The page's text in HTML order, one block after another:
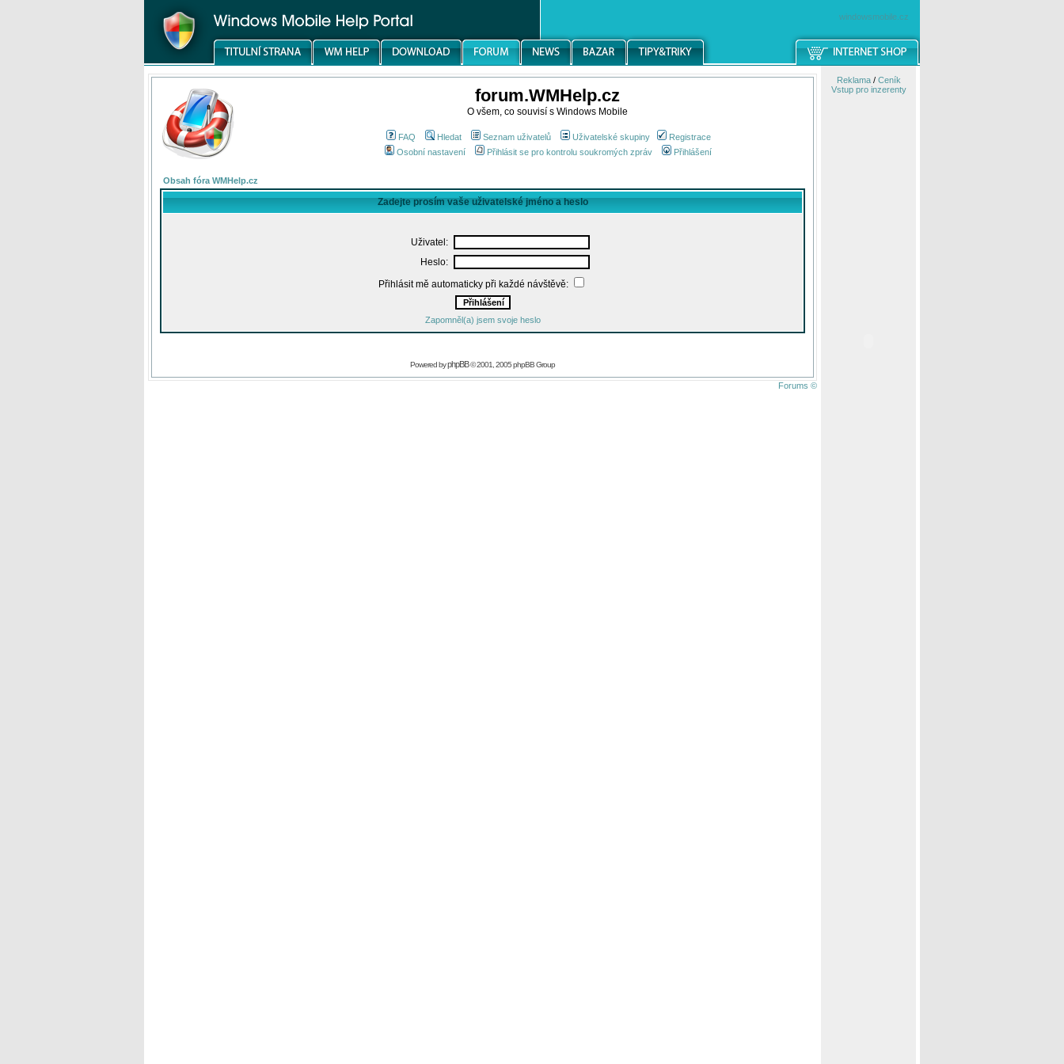
windowsmobile.cz
forum.WMHelp.cz
O všem, co souvisí s Windows Mobile
FAQ Hledat Seznam uživatelů Uživatelské skupiny
Registrace
Osobní nastavení
Přihlásit se pro kontrolu soukromých zpráv Přihlášení
Obsah fóra WMHelp.cz
Zadejte prosím vaše uživatelské jméno a heslo
Uživatel:
Heslo:
Přihlásit mě automaticky při každé návštěvě:
Zapomněl(a) jsem svoje heslo
Powered byphpBB© 2001, 2005 phpBB Group
Forums ©
Reklama/ Ceník
Vstup pro inzerenty